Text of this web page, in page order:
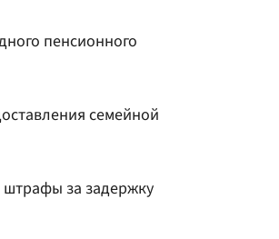
пенсионного
семейной
за задержку